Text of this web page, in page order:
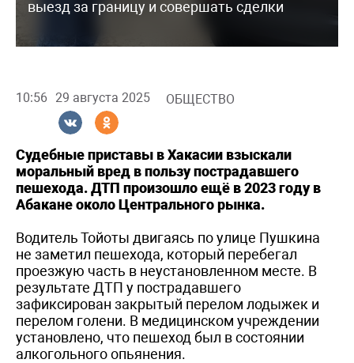
выезд за границу и совершать сделки
10:56 29 августа 2025 ОБЩЕСТВО
Судебные приставы в Хакасии взыскали
моральный вред в пользу пострадавшего
пешехода. ДТП произошло ещё в 2023 году в
Абакане около Центрального рынка.
Водитель Тойоты двигаясь по улице Пушкина
не заметил пешехода, который перебегал
проезжую часть в неустановленном месте. В
результате ДТП у пострадавшего
зафиксирован закрытый перелом лодыжек и
перелом голени. В медицинском учреждении
установлено, что пешеход был в состоянии
алкогольного опьянения.